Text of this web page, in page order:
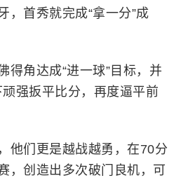
，首秀就完成“拿一分”成
角达成“进一球”目标，并
强扳平比分，再度逼平前
们更是越战越勇，在70分
，创造出多次破门良机，可